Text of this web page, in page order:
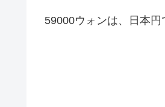
59000ウォンは、日本円